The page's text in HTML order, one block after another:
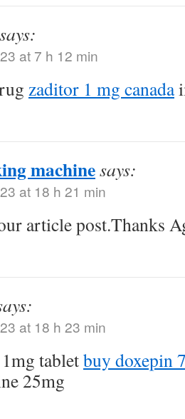
says:
at 7 h 12 min
zaditor 1 mg canada
machinesays:
at 18 h 21 min
article post.Thanks
at 18 h 23 min
tabletbuy doxepin
25mg